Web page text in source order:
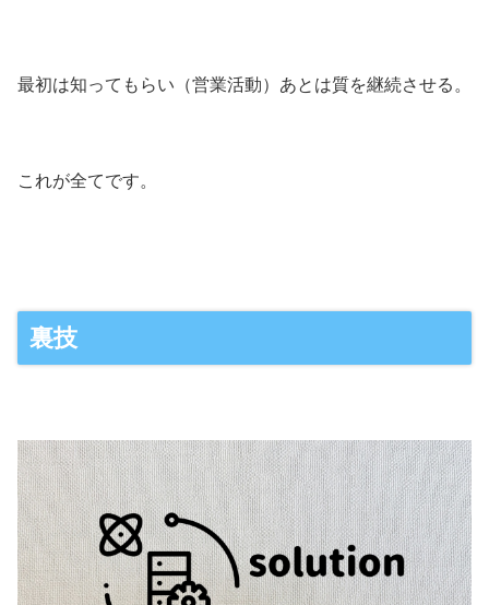
最初は知ってもらい（営業活動）あとは質を継続させる。
これが全てです。
裏技